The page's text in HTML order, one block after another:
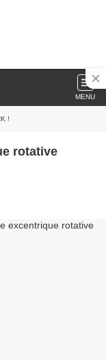
MENU
!
rotative